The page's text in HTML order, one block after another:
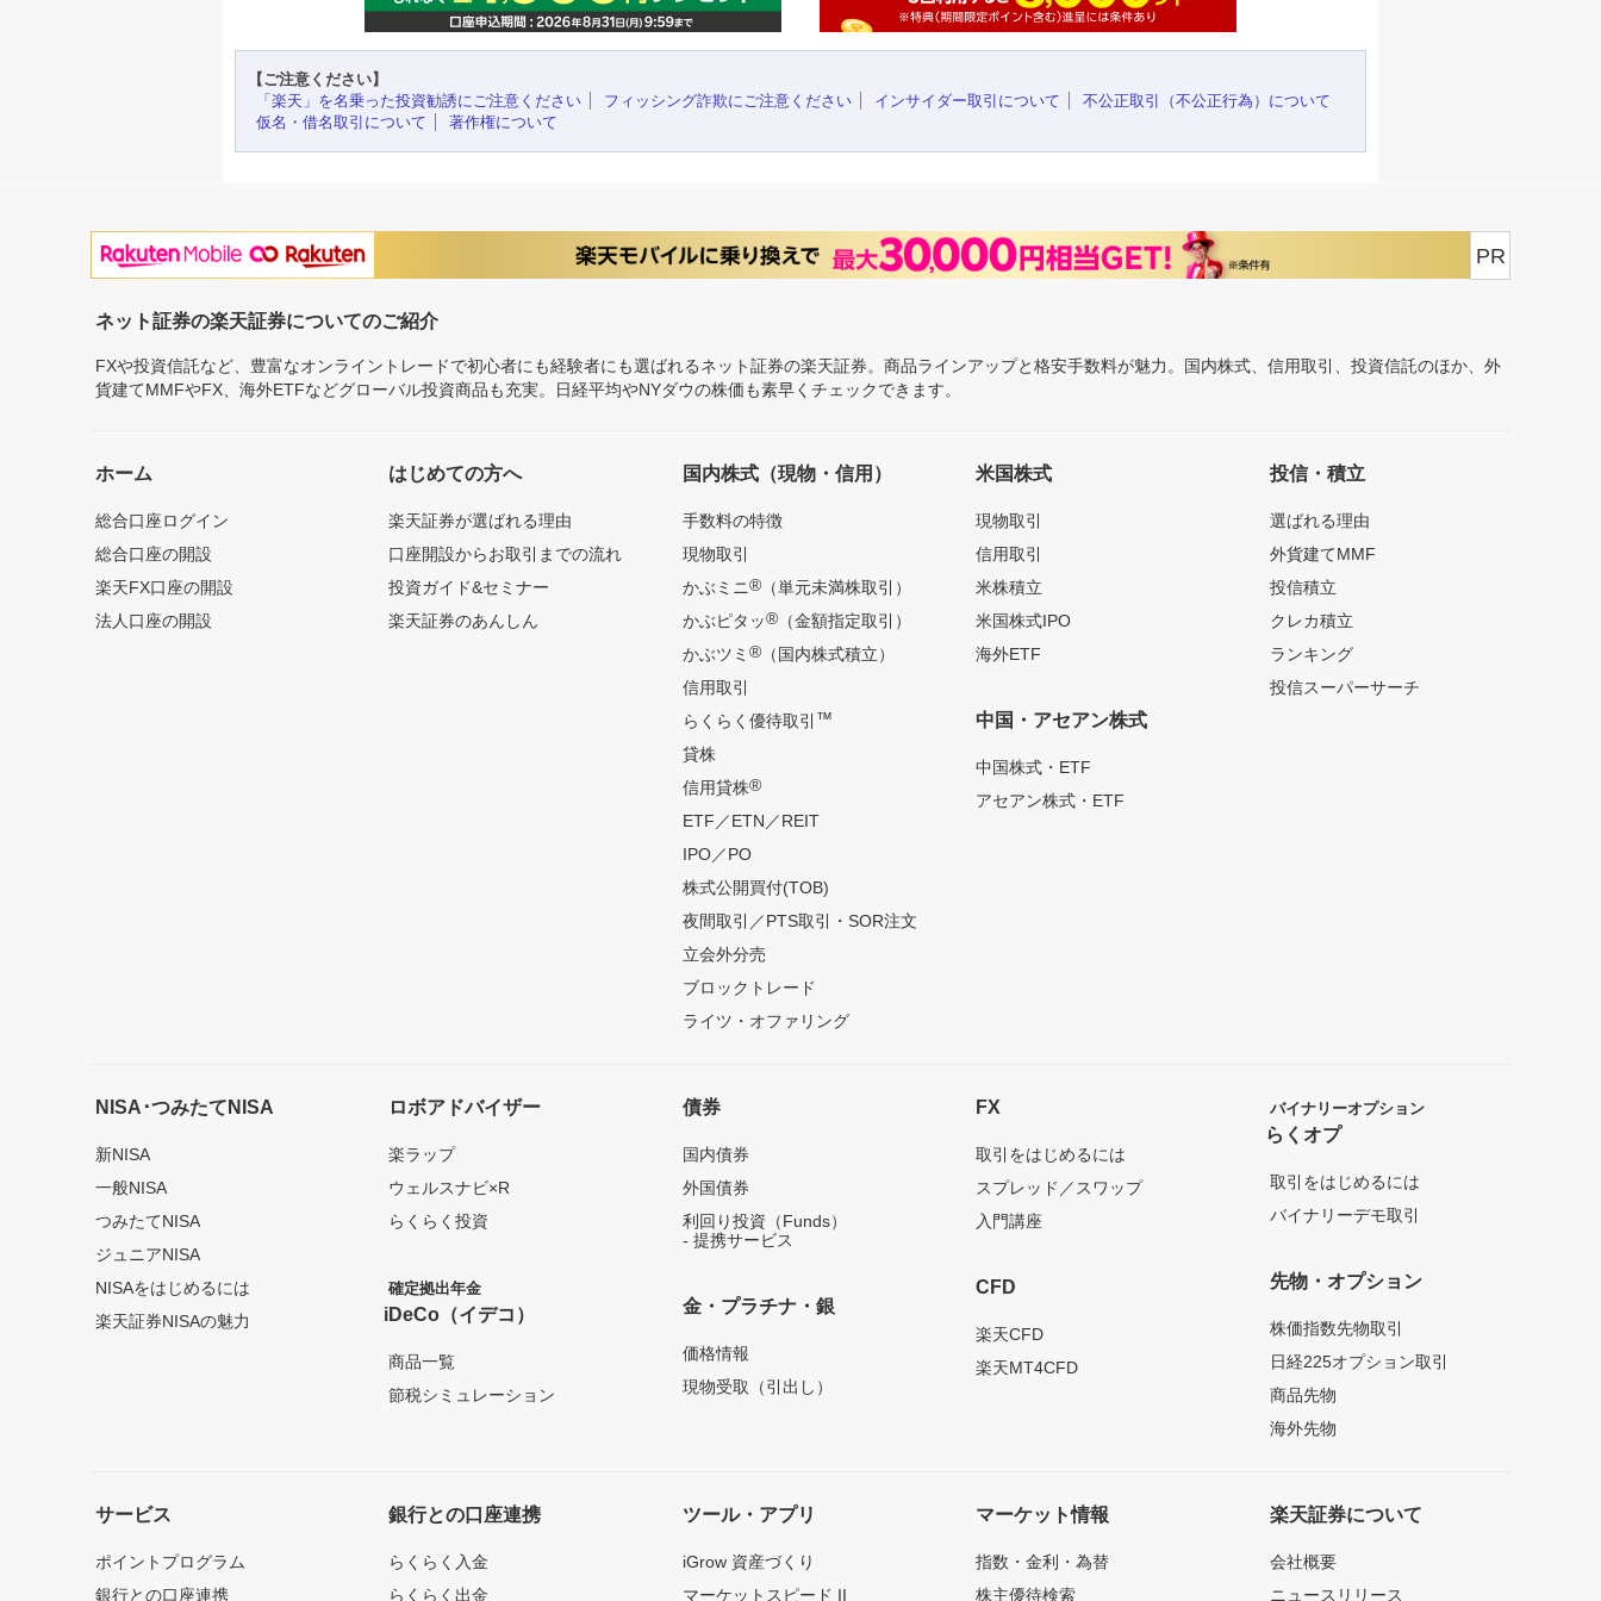
【ご注意ください】
「楽天」を名乗った投資勧誘にご注意ください
フィッシング詐欺にご注意ください インサイダー取引について
不公正取引（不公正行為）について
仮名・借名取引について
著作権について
PR
ネット証券の楽天証券についてのご紹介
FXや投資信託など、豊富なオンライントレードで初心者にも経験者にも選ばれるネット証券の楽天証券。商品ラインアップと格安手数料が魅力。国内株式、信用取引、投資信託のほか、外
貨建てMMFやFX、海外ETFなどグローバル投資商品も充実。日経平均やNYダウの株価も素早くチェックできます。
ホーム
総合口座ログイン
総合口座の開設
楽天FX口座の開設
法人口座の開設
はじめての方へ
楽天証券が選ばれる理由
口座開設からお取引までの流れ
投資ガイド&セミナー
楽天証券のあんしん
国内株式（現物・信用）
手数料の特徴
現物取引
かぶミニ®（単元未満株取引）
かぶピタッ®（金額指定取引）
かぶツミ ®（国内株式積立）
信用取引
らくらく優待取引 ™
貸株
信用貸株®
ETF／ETN／REIT
IPO／PO
株式公開買付(TOB)
夜間取引／PTS取引・SOR注文
立会外分売
ブロックトレード
ライツ・オファリング
米国株式
現物取引
信用取引
米株積立
米国株式IPO
海外ETF
中国・アセアン株式
中国株式・ETF
アセアン株式・ETF
投信・積立
選ばれる理由
外貨建てMMF
投信積立
クレカ積立
ランキング
投信スーパーサーチ
NISA･つみたてNISA
新NISA
一般NISA
つみたてNISA
ジュニアNISA
NISAをはじめるには
楽天証券NISAの魅力
ロボアドバイザー
楽ラップ
ウェルスナビ×R
らくらく投資
確定拠出年金
iDeCo（イデコ）
商品一覧
節税シミュレーション
債券
国内債券
外国債券
利回り投資（Funds）
- 提携サービス
金・プラチナ・銀
価格情報
現物受取（引出し）
FX
取引をはじめるには
スプレッド／スワップ
入門講座
CFD
楽天CFD
楽天MT4CFD
バイナリーオプション
らくオプ
取引をはじめるには
バイナリーデモ取引
先物・オプション
株価指数先物取引
日経225オプション取引
商品先物
海外先物
サービス
ポイントプログラム
銀行との口座連携
銀行との口座連携
らくらく入金
らくらく出金
ツール・アプリ
iGrow 資産づくり
マーケットスピード II
マーケット情報
指数・金利・為替
株主優待検索
楽天証券について
会社概要
ニュースリリース